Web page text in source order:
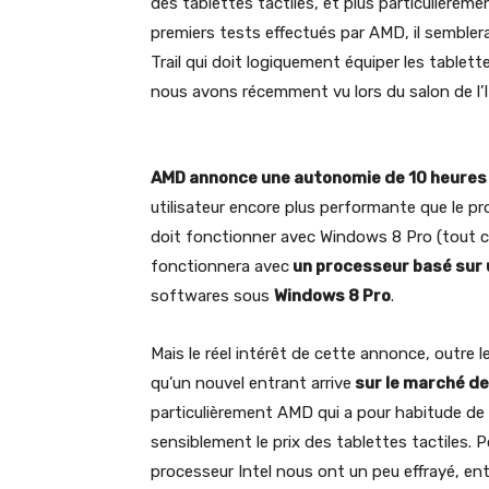
premiers tests effectués par AMD, il
Trail qui doit logiquement équiper les
nous avons récemment vu lors du salon de
AMD annonce une autonomie de 10
utilisateur encore plus performante que le
doit fonctionner avec Windows 8 Pro (tout
fonctionnera avec un processeur basé
softwares sous Windows 8 Pro.
Mais le réel intérêt de cette annonce, outre
qu’un nouvel entrant arrive sur le marché
particulièrement AMD qui a pour habitude
sensiblement le prix des tablettes tactiles.
processeur Intel nous ont un peu effrayé,